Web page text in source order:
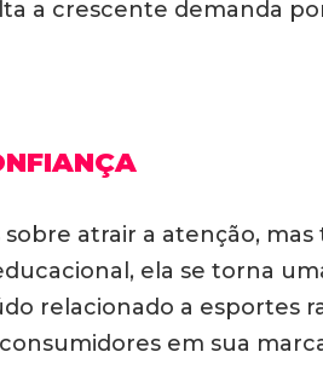
a crescente demanda
sobre atrair a atenção,
ela se torna
relacionado a esportes
em sua